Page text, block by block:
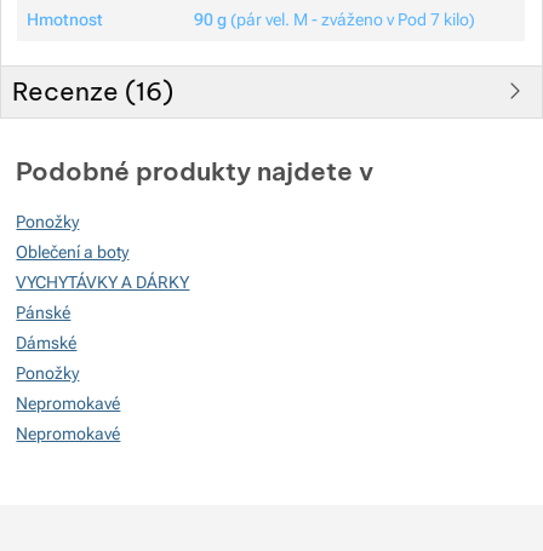
Hmotnost 90 g (pár vel. M - zváženo v Pod 7 kilo)
Recenze (16)
76%
Hodnocení
Recenzí s hodnocením
Recenzí s hodnocením
5.2631578947368%
Podobné produkty najdete v
Ponožky
Oblečení a boty
VYCHYTÁVKY A DÁRKY
Pánské
Dámské
Ponožky
Nepromokavé
Nepromokavé